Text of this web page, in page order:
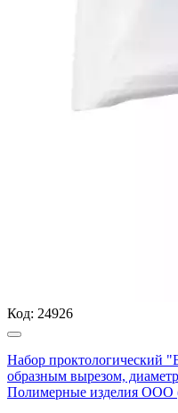
Код: 24926
Набор проктологический
образным вырезом,
Полимерные изделия